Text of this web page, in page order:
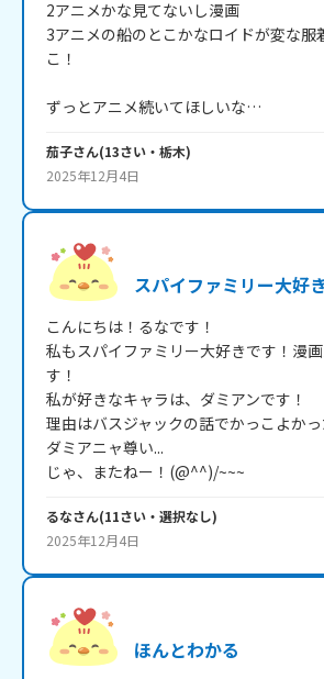
2アニメかな見てないし漫画
3アニメの船のとこかなロイドが変な服
こ！
ずっとアニメ続いてほしいな…
茄子さん(13さい・ 栃木)
2025年12月4日
スパイファミリー大好
こんにちは！るなです！
私もスパイファミリー大好きです！漫
す！
私が好きなキャラは、ダミアンです！
理由はバスジャックの話でかっこよかっ
ダミアニャ尊い...
じゃ、またねー！(@^^)/~~~
るなさん(11さい・ 選択なし)
2025年12月4日
ほんとわかる